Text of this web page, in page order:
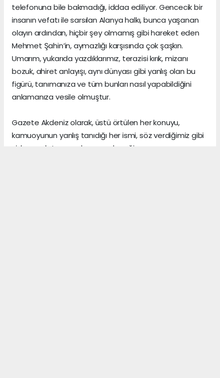
telefonuna bile bakmadığı, iddaa ediliyor. Gencecik bir
insanın vefatı ile sarsılan Alanya halkı, bunca yaşanan
olayın ardından, hiçbir şey olmamış gibi hareket eden
Mehmet Şahin’in, aymazlığı karşısında çok şaşkın.
Umarım, yukarıda yazdıklarımız, terazisi kırık, mizanı
bozuk, ahiret anlayışı, aynı dünyası gibi yanlış olan bu
figürü, tanımanıza ve tüm bunları nasıl yapabildiğini
anlamanıza vesile olmuştur.
Gazete Akdeniz olarak, üstü örtülen her konuyu,
kamuoyunun yanlış tanıdığı her ismi, söz verdiğimiz gibi
sizlere anlatmaya devam edeceğiz.